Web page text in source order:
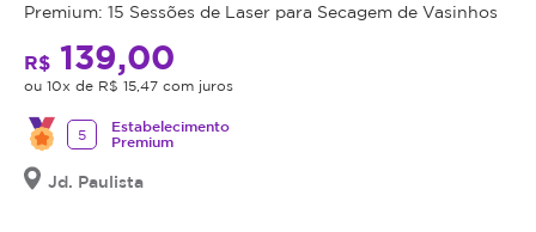
Premium: 15 Sessões de Laser para Secagem de Vasinhos
R$ 139,00
ou 10x de R$ 15,47 com juros
5
Estabelecimento
Premium
Jd. Paulista